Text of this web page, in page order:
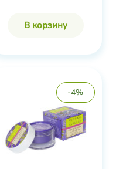
В корзину
-4%